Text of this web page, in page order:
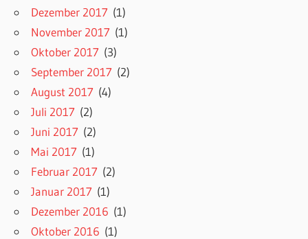
Dezember 2017 (1)
November 2017 (1)
Oktober 2017 (3)
September 2017 (2)
August 2017 (4)
Juli 2017 (2)
Juni 2017 (2)
Mai 2017 (1)
Februar 2017 (2)
Januar 2017 (1)
Dezember 2016 (1)
Oktober 2016 (1)